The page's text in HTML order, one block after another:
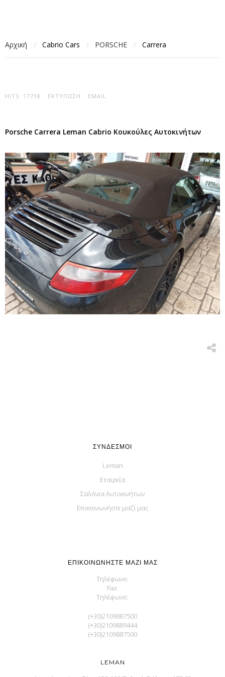
Αρχική / Cabrio Cars / PORSCHE / Carrera
HITS: 17718 ΕΚΤΎΠΩΣΗ EMAIL
Porsche Carrera Leman Cabrio Κουκούλες Αυτοκινήτων
ΣΎΝΔΕΣΜΟΙ
Leman
Εταιρεία
Σαλόνια Αυτοκινήτων
Επικοινωνήστε μαζί μας
ΕΠΙΚΟΙΝΩΝΉΣΤΕ ΜΑΖΊ ΜΑΣ
Τηλέφωνο:
Fax:
Τηλέφωνο:
(+30)2109887500
(+30)2109889444
(+30)2109887500
LEMAN